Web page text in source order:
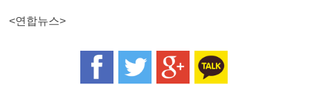
<연합뉴스>